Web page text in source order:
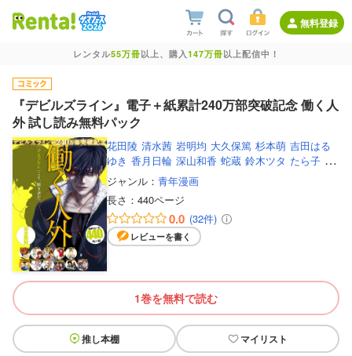
無料登録
レンタル55万冊以上、購入147万冊以上配信中！
『デビルズライン』電子＋紙累計240万部突破記念 働く人
外 試し読み無料パック
花田陵 清水茜 岩明均 大久保篤 杉本萌 吉田はる
ゆき 香月日輪 深山和香 蛇蔵 鈴木ツタ たら子 太
田モアレ
山田正紀 シヒラ竜也
屋一生
稲光伸二 原田重光
ジャンル： 青年漫画
長さ： 440ページ
0.0 (32件)
レビューを書く
1巻を無料で読む
推し本棚 マイリスト